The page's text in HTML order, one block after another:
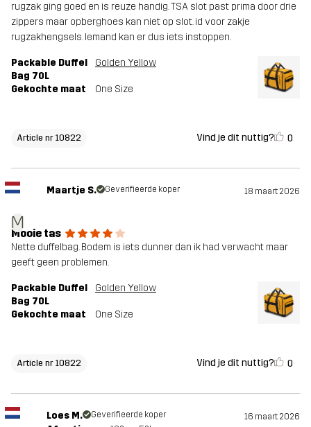
rugzak ging goed en is reuze handig. TSA slot past prima door drie
zippers maar opberghoes kan niet op slot. id voor zakje
rugzakhengsels. Iemand kan er dus iets instoppen.
Packable Duffel
Bag 70L
Golden Yellow
Gekochte maat One Size
Article nr 10822 Vind je dit nuttig? 0
M
Maartje S. Geverifieerde koper 18 maart 2026
Mooie tas
Nette duffelbag. Bodem is iets dunner dan ik had verwacht maar
geeft geen problemen.
Packable Duffel
Bag 70L
Golden Yellow
Gekochte maat One Size
Article nr 10822 Vind je dit nuttig? 0
Loes M. Geverifieerde koper 16 maart 2026